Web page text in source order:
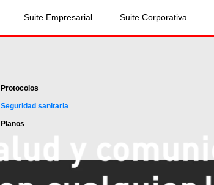
Suite Empresarial Suite Corporativa
Protocolos
Seguridad sanitaria
Planos